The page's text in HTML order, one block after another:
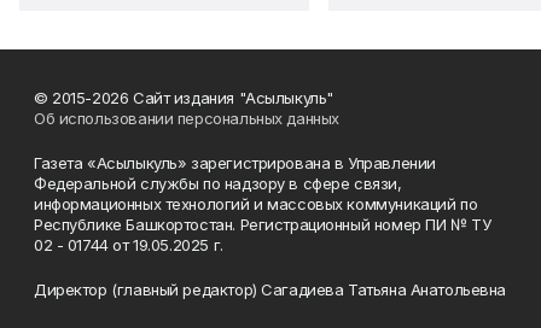
© 2015-2026 Сайт издания "Асылыкуль"
Об использовании персональных данных
Газета «Асылыкуль» зарегистрирована в Управлении
Федеральной службы по надзору в сфере связи,
информационных технологий и массовых коммуникаций по
Республике Башкортостан. Регистрационный номер ПИ № ТУ
02 - 01744 от 19.05.2025 г.
Директор (главный редактор) Сагадиева Татьяна Анатольевна